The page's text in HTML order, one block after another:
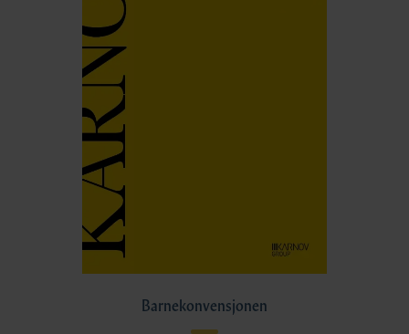
Barnekonvensjonen